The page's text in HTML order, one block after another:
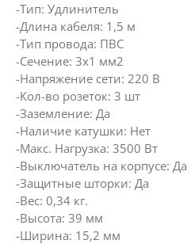
-Тип: Удлинитель
-Длина кабеля: 1,5 м
-Тип провода: ПВС
-Сечение: 3х1 мм2
-Напряжение сети: 220 В
-Кол-во розеток: 3 шт
-Заземление: Да
-Наличие катушки: Нет
-Макс. Нагрузка: 3500 Вт
-Выключатель на корпусе: Да
-Защитные шторки: Да
-Вес: 0,34 кг.
-Высота: 39 мм
-Ширина: 15,2 мм